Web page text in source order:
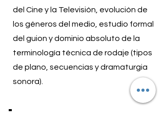
del Cine y la Televisión, evolución de
los géneros del medio, estudio formal
del guion y dominio absoluto de la
terminología técnica de rodaje (tipos
de plano, secuencias y dramaturgia
sonora).